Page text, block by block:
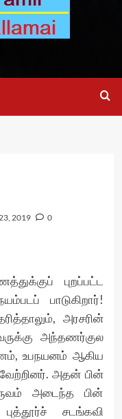
2019 0
புறப்பட்ட
பாடுகிறார்!
அரசரின்
அந்தணர்குல
உபநயனம் ஆகிய
அதன் பின்
அடைந்த பின்
சடங்கவி